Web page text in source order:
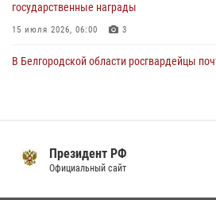
государственные награды
15 июля 2026, 06:00 3
В Белгородской области росгвардейцы
беседу по профилактике аварийности
09 июля 2026, 10:07
Президент РФ
Официальный сайт